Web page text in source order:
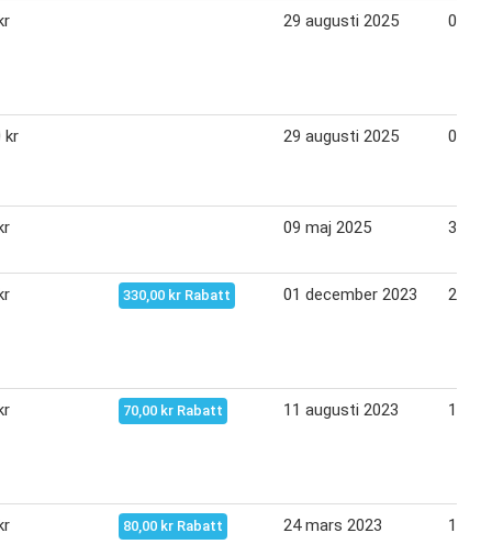
29 augusti 2025 09
kr 29 augusti 2025 09
09 maj 2025 31
330,00 kr Rabatt 01 december 2023 24
70,00 kr Rabatt 11 augusti 2023 14
80,00 kr Rabatt 24 mars 2023 11